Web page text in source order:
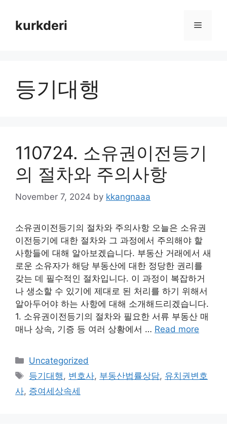
contentkurkderi Menu
등기대행
110724. 소유권이전등기
의 절차와 주의사항
November 7, 2024 by kkangnaaa
소유권이전등기의 절차와 주의사항 오늘은 소유권
이전등기에 대한 절차와 그 과정에서 주의해야 할
사항들에 대해 알아보겠습니다. 부동산 거래에서 새
로운 소유자가 해당 부동산에 대한 정당한 권리를
갖는 데 필수적인 절차입니다. 이 과정이 복잡하거
나 생소할 수 있기에 제대로 된 처리를 하기 위해서
알아두어야 하는 사항에 대해 소개해드리겠습니다.
1. 소유권이전등기의 절차와 필요한 서류 부동산 매
매나 상속, 기증 등 여러 상황에서 … Read more
Categories
Uncategorized
Tags
등기대행 , 변호사, 부동산법률상담, 유치권변호
사, 증여세상속세